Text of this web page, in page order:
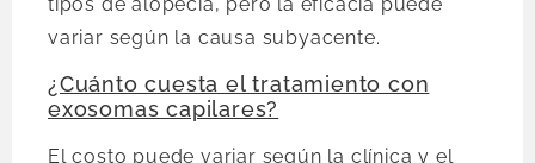
variar según la causa subyacente.
¿Cuánto cuesta el tratamiento con
exosomas capilares?
El costo puede variar según la clínica y el